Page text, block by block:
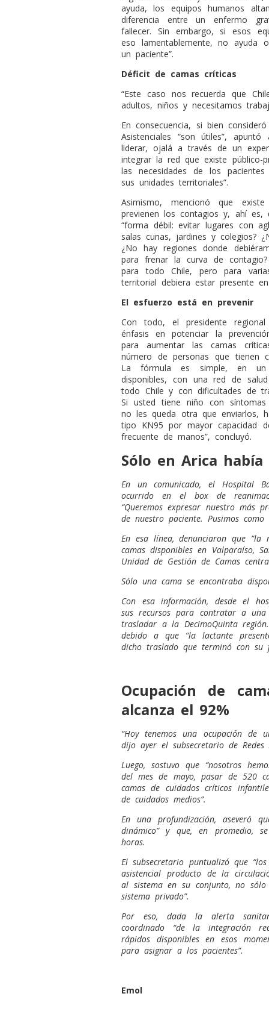
ayuda, los equipos humanos
diferencia entre un enfermo
fallecer. Sin embargo, si esos
eso lamentablemente, no ayuda
un paciente”.
Déficit de camas críticas
“Este caso nos recuerda que
adultos, niños y necesitamos
En consecuencia, si bien
Asistenciales “son útiles”,
liderar, ojalá a través de un
integrar la red que existe público-
las necesidades de los
sus unidades territoriales”.
Asimismo, mencionó que
previenen los contagios y, ahí
“forma débil: evitar lugares con
salas cunas, jardines y colegios?
¿No hay regiones donde
para frenar la curva de
para todo Chile, pero para
territorial debiera estar presente
El esfuerzo está en prevenir
Con todo, el presidente
énfasis en potenciar la
para aumentar las camas
número de personas que tienen
La fórmula es simple, en un
disponibles, con una red de
todo Chile y con dificultades de
Si usted tiene niño con
no les queda otra que enviarlos,
tipo KN95 por mayor capacidad
frecuente de manos”, concluyó.
Sólo en Arica
En un comunicado, el Hospital
ocurrido en el box de
“Queremos expresar nuestro más
de nuestro paciente. Pusimos
En esa línea, denunciaron que
camas disponibles en Valparaíso,
Unidad de Gestión de Camas
Sólo una cama se encontraba
Con esa información, desde el
sus recursos para contratar a
trasladar a la DecimoQuinta
debido a que “la lactante
dicho traslado que terminó con su
Ocupación de
alcanza el 92%
“Hoy tenemos una ocupación de
dijo ayer el subsecretario de Redes
Luego, sostuvo que “nosotros
del mes de mayo, pasar de 520
camas de cuidados críticos
de cuidados medios”.
En una profundización, aseveró
dinámico” y que, en promedio,
horas.
El subsecretario puntualizó que
asistencial producto de la
al sistema en su conjunto, no
sistema privado”.
Por eso, dada la alerta
coordinado “de la integración
rápidos disponibles en esos
para asignar a los pacientes”.
Emol